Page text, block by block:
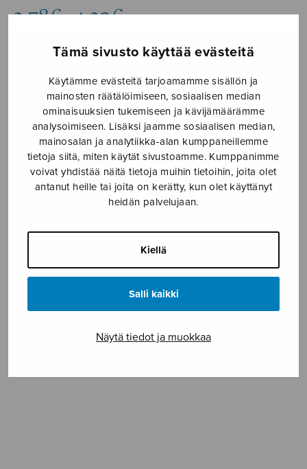
Tämä sivusto käyttää evästeitä
Käytämme evästeitä tarjoamamme sisällön ja
mainosten räätälöimiseen, sosiaalisen median
ominaisuuksien tukemiseen ja kävijämäärämme
analysoimiseen. Lisäksi jaamme sosiaalisen median,
mainosalan ja analytiikka-alan kumppaneillemme
tietoja siitä, miten käytät sivustoamme. Kumppanimme
voivat yhdistää näitä tietoja muihin tietoihin, joita olet
antanut heille tai joita on kerätty, kun olet käyttänyt
heidän palvelujaan.
Kiellä
Salli kaikki
Näytä tiedot ja muokkaa
3,78€ 4,30€
4,30€
Lapsen
SAB
LISÄÄ
OSTOSKORIIN
Kuoropartituuri. Pianostemma saatavana erikseen.